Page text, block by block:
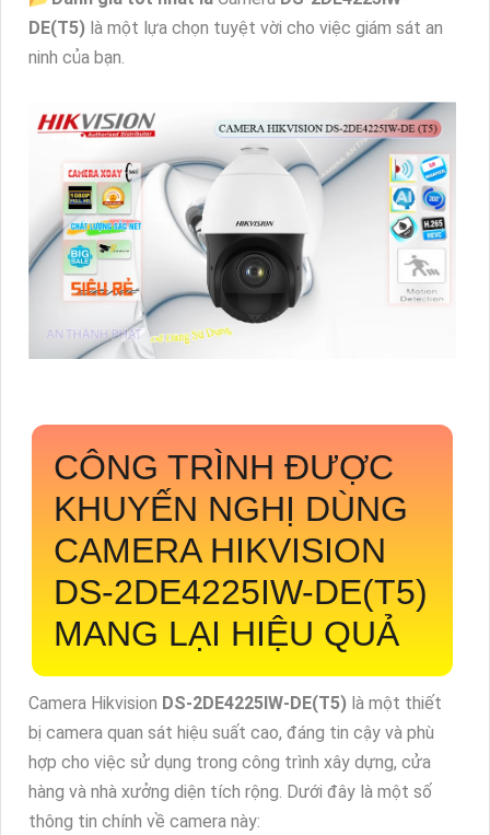
DE(T5) là một lựa chọn tuyệt vời cho việc giám sát an
ninh của bạn.
CÔNG TRÌNH ĐƯỢC
KHUYẾN NGHỊ DÙNG
CAMERA HIKVISION
DS-2DE4225IW-DE(T5)
MANG LẠI HIỆU QUẢ
Camera Hikvision DS-2DE4225IW-DE(T5) là một thiết
bị camera quan sát hiệu suất cao, đáng tin cậy và phù
hợp cho việc sử dụng trong công trình xây dựng, cửa
hàng và nhà xưởng diện tích rộng. Dưới đây là một số
thông tin chính về camera này: